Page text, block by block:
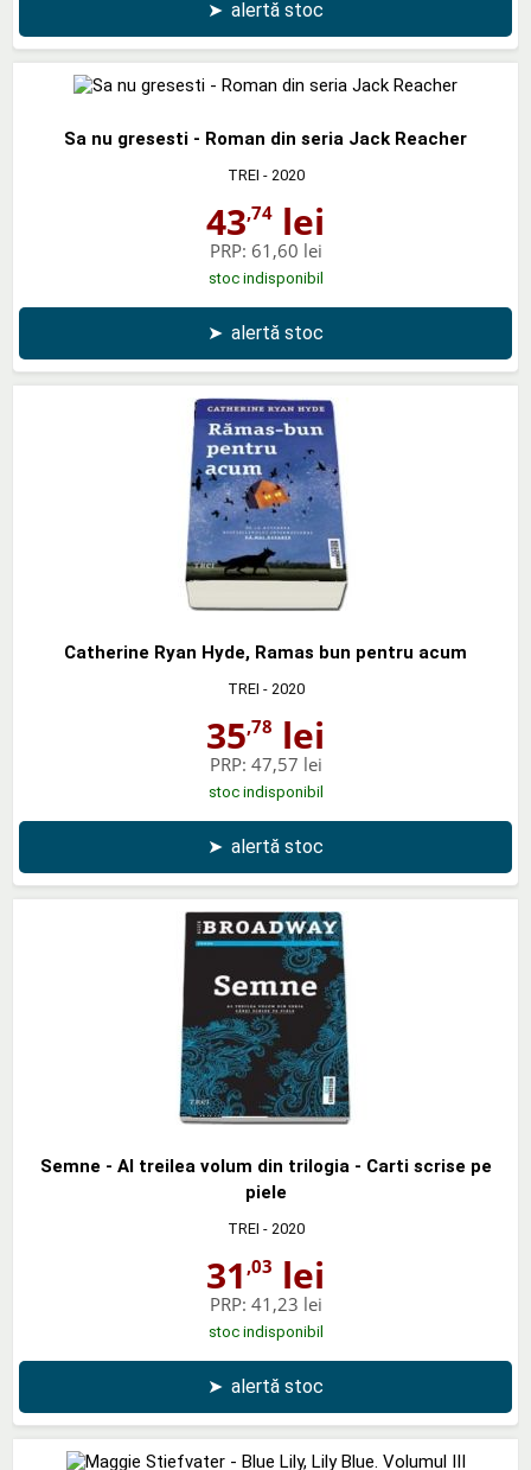
➤ alertă stoc
Sa nu gresesti - Roman din seria Jack Reacher
TREI - 2020
43,74 lei
PRP: 61,60 lei
stoc indisponibil
➤ alertă stoc
Catherine Ryan Hyde, Ramas bun pentru acum
TREI - 2020
35,78 lei
PRP: 47,57 lei
stoc indisponibil
➤ alertă stoc
Semne - Al treilea volum din trilogia - Carti scrise pe
piele
TREI - 2020
31 ,03 lei
PRP: 41,23 lei
stoc indisponibil
➤ alertă stoc